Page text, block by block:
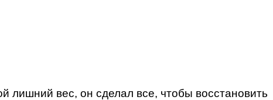
лишний вес, он сделал все, чтобы восстановить